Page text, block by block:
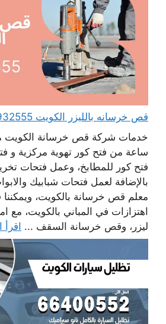
قص خرسانه بالليزر الكويت 65932555 فتح كور تكييف
ساعة من فتح كور تهوية مركزية و
فتح كور للمطابخ، وعمل فتحات
بالإضافة لعمل فتحات شبابيك
معلم قص خرسانة بالكويت،
اهتزازات في المباني بالكويت، مع
ليزر، وقص خرسانة السقف ... اقرأ